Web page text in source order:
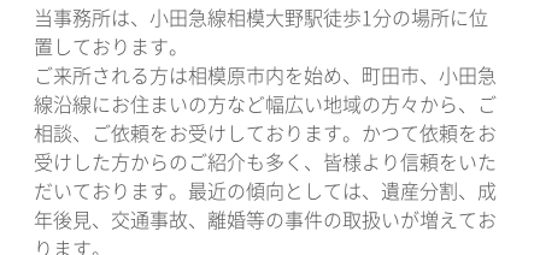
当事務所は、小田急線相模大野駅徒歩1分の場所に位
置しております。
ご来所される方は相模原市内を始め、町田市、小田急
線沿線にお住まいの方など幅広い地域の方々から、ご
相談、ご依頼をお受けしております。かつて依頼をお
受けした方からのご紹介も多く、皆様より信頼をいた
だいております。最近の傾向としては、遺産分割、成
年後見、交通事故、離婚等の事件の取扱いが増えてお
ります。